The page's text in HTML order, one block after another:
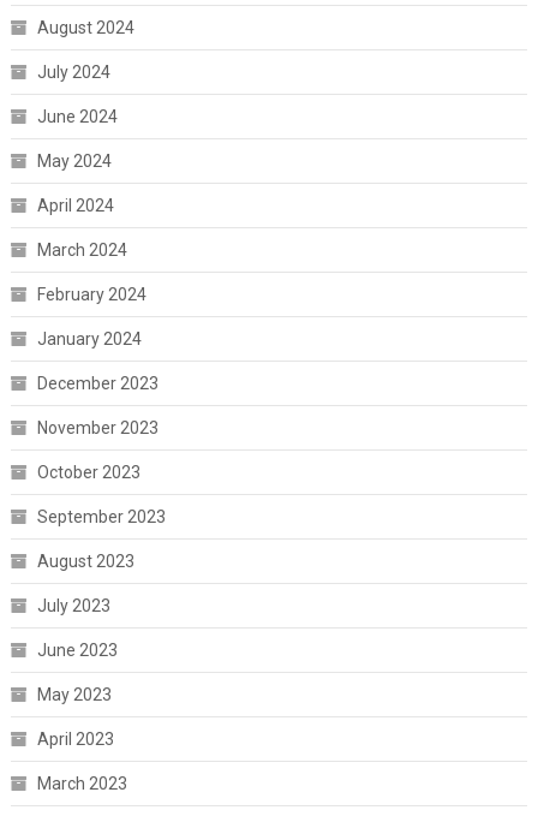
August 2024
July 2024
June 2024
May 2024
April 2024
March 2024
February 2024
January 2024
December 2023
November 2023
October 2023
September 2023
August 2023
July 2023
June 2023
May 2023
April 2023
March 2023